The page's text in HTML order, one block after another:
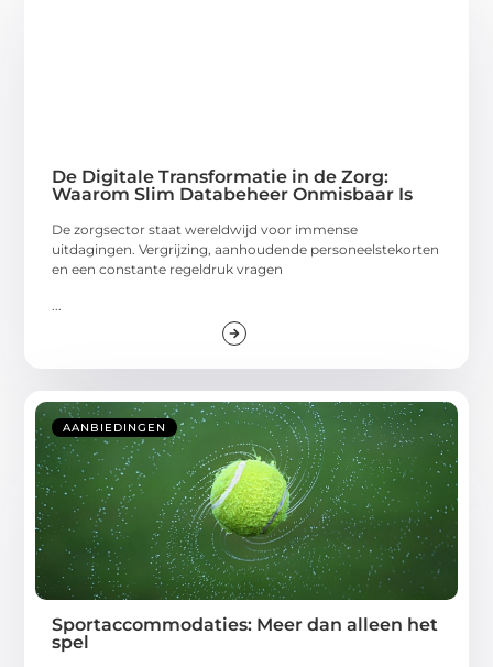
De Digitale Transformatie in de Zorg:
Waarom Slim Databeheer Onmisbaar Is
De zorgsector staat wereldwijd voor immense
uitdagingen. Vergrijzing, aanhoudende personeelstekorten
en een constante regeldruk vragen
AANBIEDINGEN
Sportaccommodaties: Meer dan alleen het
spel